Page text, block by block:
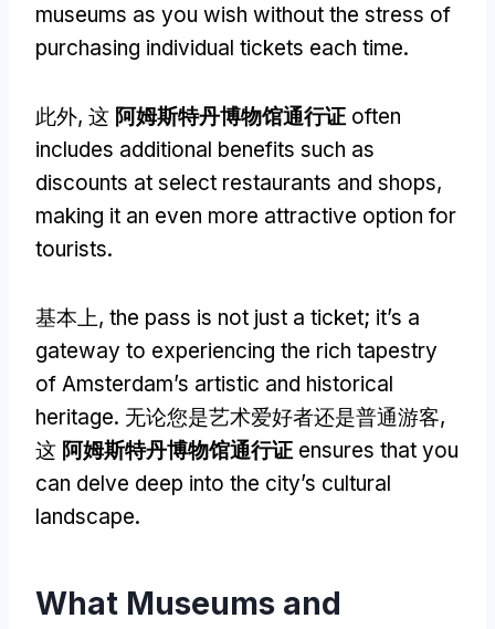
museums as you wish without the stress of
purchasing individual tickets each time.
此外, 这 阿姆斯特丹博物馆通行证 often
includes additional benefits such as
discounts at select restaurants and shops,
making it an even more attractive option for
tourists.
基本上, the pass is not just a ticket; it’s a
gateway to experiencing the rich tapestry
of Amsterdam’s artistic and historical
heritage. 无论您是艺术爱好者还是普通游客,
这 阿姆斯特丹博物馆通行证 ensures that you
can delve deep into the city’s cultural
landscape.
What Museums and